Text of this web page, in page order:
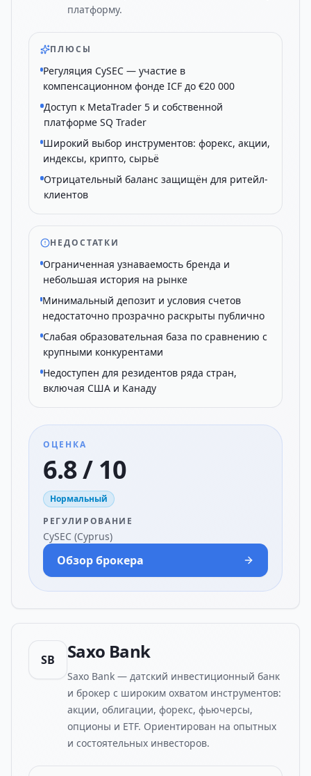
платформу.
ПЛЮСЫ
Регуляция CySEC — участие в
компенсационном фонде ICF до €20 000
Доступ к MetaTrader 5 и собственной
платформе SQ Trader
Широкий выбор инструментов: форекс, акции,
индексы, крипто, сырьё
Отрицательный баланс защищён для ритейл-
клиентов
НЕДОСТАТКИ
Ограниченная узнаваемость бренда и
небольшая история на рынке
Минимальный депозит и условия счетов
недостаточно прозрачно раскрыты публично
Слабая образовательная база по сравнению с
крупными конкурентами
Недоступен для резидентов ряда стран,
включая США и Канаду
ОЦЕНКА
6.8 / 10
Нормальный
РЕГУЛИРОВАНИЕ
CySEC (Cyprus)
Обзор брокера
SB Saxo Bank
Saxo Bank — датский инвестиционный банк
и брокер с широким охватом инструментов:
акции, облигации, форекс, фьючерсы,
опционы и ETF. Ориентирован на опытных
и состоятельных инвесторов.